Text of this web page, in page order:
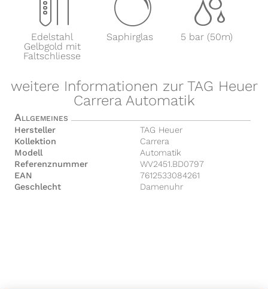
Edelstahl
Gelbgold mit
Faltschliesse
Saphirglas 5 bar (50m)
weitere Informationen zur TAG Heuer
Carrera Automatik
Allgemeines
Hersteller
TAG Heuer
Kollektion
Carrera
Modell
Automatik
Referenznummer
WV2451.BD0797
EAN
7612533084261
Geschlecht
Damenuhr